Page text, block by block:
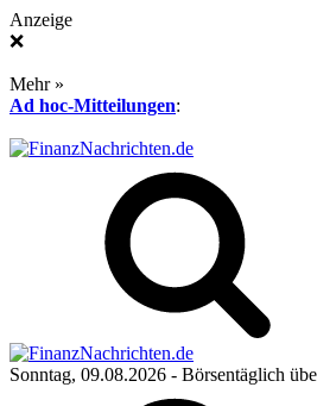
Anzeige
❌
Mehr »
Ad hoc-Mitteilungen:
Sonntag, 09.08.2026 - Börsentäglich